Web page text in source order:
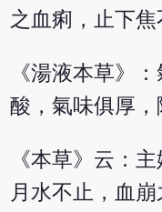
之血痢，止下焦
《湯液本草》
酸，氣味俱厚，
《本草》云：
月水不止，血